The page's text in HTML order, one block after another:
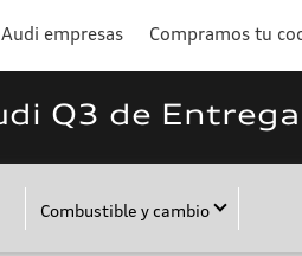
Audi empresas Compramos tu
Q3 de
Combustible y cambio